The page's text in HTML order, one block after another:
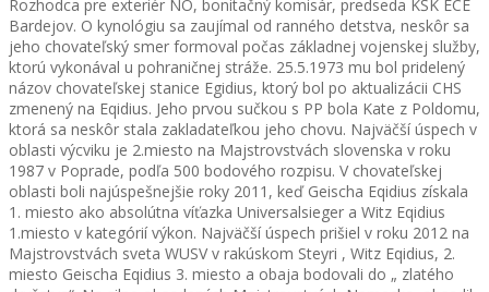
Rozhodca pre exteriér NO, bonitačný komisár, predseda KŠK ECE
Bardejov. O kynológiu sa zaujímal od ranného detstva, neskôr sa
jeho chovateľský smer formoval počas základnej vojenskej služby,
ktorú vykonával u pohraničnej stráže. 25.5.1973 mu bol pridelený
názov chovateľskej stanice Egidius, ktorý bol po aktualizácii CHS
zmenený na Eqidius. Jeho prvou sučkou s PP bola Kate z Poldomu,
ktorá sa neskôr stala zakladateľkou jeho chovu. Najväčší úspech v
oblasti výcviku je 2.miesto na Majstrovstvách slovenska v roku
1987 v Poprade, podľa 500 bodového rozpisu. V chovateľskej
oblasti boli najúspešnejšie roky 2011, keď Geischa Eqidius získala
1. miesto ako absolútna víťazka Universalsieger a Witz Eqidius
1.miesto v kategórií výkon. Najväčší úspech prišiel v roku 2012 na
Majstrovstvách sveta WUSV v rakúskom Steyri , Witz Eqidius, 2.
miesto Geischa Eqidius 3. miesto a obaja bodovali do „ zlatého